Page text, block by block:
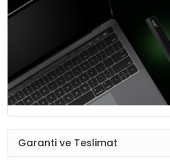
Garanti ve Teslimat